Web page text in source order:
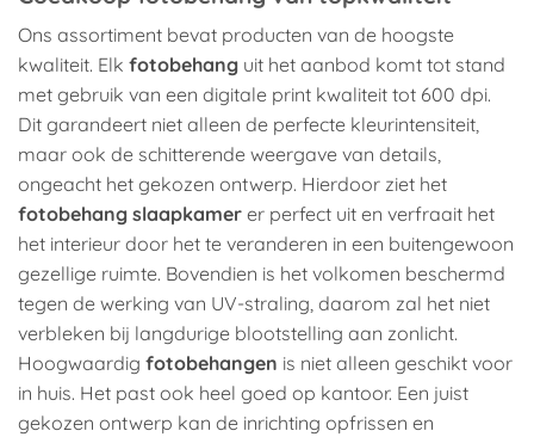
Ons assortiment bevat producten van de hoogste
kwaliteit. Elk fotobehang uit het aanbod komt tot stand
met gebruik van een digitale print kwaliteit tot 600 dpi.
Dit garandeert niet alleen de perfecte kleurintensiteit,
maar ook de schitterende weergave van details,
ongeacht het gekozen ontwerp. Hierdoor ziet het
fotobehang slaapkamer er perfect uit en verfraait het
het interieur door het te veranderen in een buitengewoon
gezellige ruimte. Bovendien is het volkomen beschermd
tegen de werking van UV-straling, daarom zal het niet
verbleken bij langdurige blootstelling aan zonlicht.
Hoogwaardig fotobehangen is niet alleen geschikt voor
in huis. Het past ook heel goed op kantoor. Een juist
gekozen ontwerp kan de inrichting opfrissen en